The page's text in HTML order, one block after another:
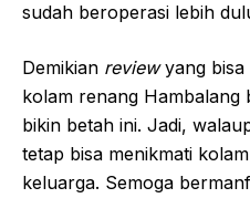
sudah beroperasi lebih
Demikian reviewyang bisa
kolam renang Hambalang
bikin betah ini. Jadi,
tetap bisa menikmati
keluarga. Semoga